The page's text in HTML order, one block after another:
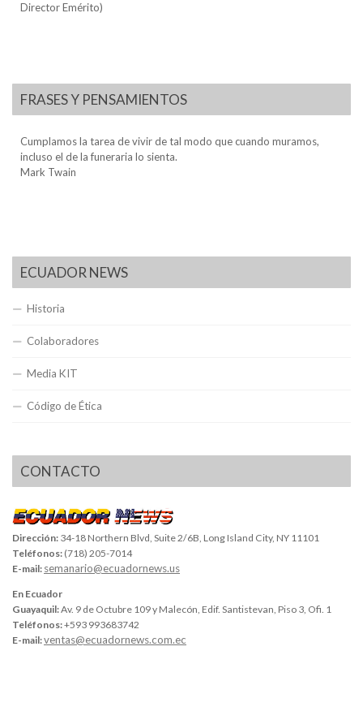
Director Emérito)
FRASES Y PENSAMIENTOS
Cumplamos la tarea de vivir de tal modo que cuando muramos,
incluso el de la funeraria lo sienta.
Mark Twain
ECUADOR NEWS
Historia
Colaboradores
Media KIT
Código de Ética
CONTACTO
Dirección: 34-18 Northern Blvd, Suite 2/6B, Long Island City, NY 11101
Teléfonos: (718) 205-7014
E-mail: semanario@ecuadornews.us
En Ecuador
Guayaquil:Av. 9 de Octubre 109 y Malecón, Edif. Santistevan, Piso 3, Ofi. 1
Teléfonos:+593 993683742
E-mail:ventas@ecuadornews.com.ec